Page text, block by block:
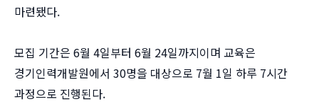
마련됐다.
모집 기간은 6월 4일부터 6월 24일까지이며 교육은
경기인력개발원에서 30명을 대상으로 7월 1일 하루 7시간
과정으로 진행된다.